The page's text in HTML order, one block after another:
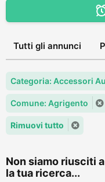
Tutti gli annunci
Categoria: Accessori
Comune: Agrigento
Rimuovi tutto
Non siamo riusciti
la tua ricerca...